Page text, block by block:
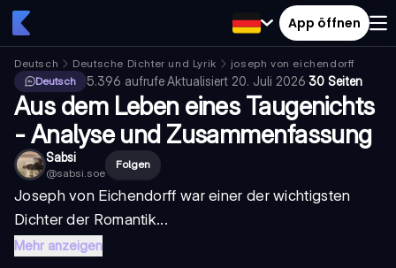
App öffnen
Deutsch Deutsche Dichter und Lyrik
joseph von eichendorff
Deutsch
5.396 aufrufe·Aktualisiert 20. Juli 2026·30 Seiten
Aus dem Leben eines Taugenichts
- Analyse und Zusammenfassung
Sabsi
@sabsi.soe
Folgen
Joseph von Eichendorff war einer der wichtigsten
Dichter der Romantik...
Mehr anzeigen